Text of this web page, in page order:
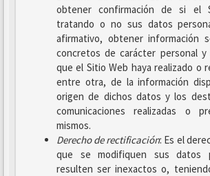
obtener confirmación de si el
tratando o no sus datos
afirmativo, obtener información
concretos de carácter personal
que el Sitio Web haya realizado o
entre otra, de la información
origen de dichos datos y los
comunicaciones realizadas o
mismos.
Derecho de rectificación: Es el
que se modifiquen sus datos
resulten ser inexactos o,